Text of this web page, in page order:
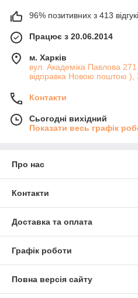
96% позитивних з 413
Працює з 20.06.2014
м. Харків
вул. Академіка Павлова
відправка Новою поштою ),
Контакти
Сьогодні вихідний
Показати весь графік
Про нас
Контакти
Доставка та оплата
Графік роботи
Повна версія сайту